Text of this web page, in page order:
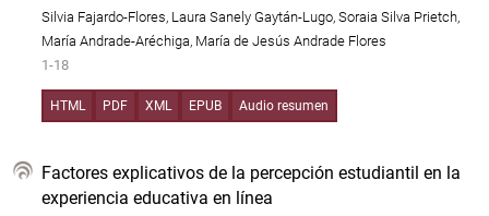
Silvia Fajardo-Flores, Laura Sanely Gaytán-Lugo, Soraia Silva Prietch,
María Andrade-Aréchiga, María de Jesús Andrade Flores
1-18
HTML PDF XML EPUB Audio resumen
Factores explicativos de la percepción estudiantil en la
experiencia educativa en línea